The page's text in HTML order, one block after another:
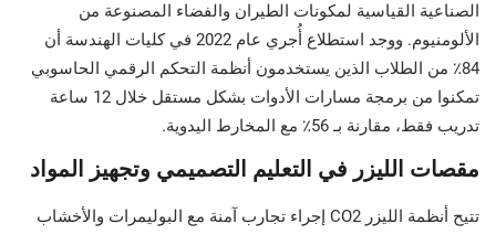
الصناعية القياسية لمكونات الطيران والفضاء المصنوعة من
الألومنيوم. ووجد استطلاع أُجري عام 2022 في كليات الهندسة أن
84٪ من الطلاب الذين يستخدمون أنظمة التحكم الرقمي الحاسوبي
تمكنوا من برمجة مسارات الأدوات بشكل مستقل خلال 12 ساعة
تدريب فقط، مقارنة بـ 56٪ مع المخارط اليدوية.
مقصات الليزر في التعليم التصميمي وتجهيز المواد
تتيح أنظمة الليزر CO2 إجراء تجارب آمنة مع البوليمرات والأخشاب